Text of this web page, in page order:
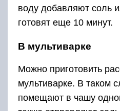
воду добавляют соль
готовят еще 10 минут.
В мультиварке
Можно приготовить
мультиварке. В таком
помещают в чашу